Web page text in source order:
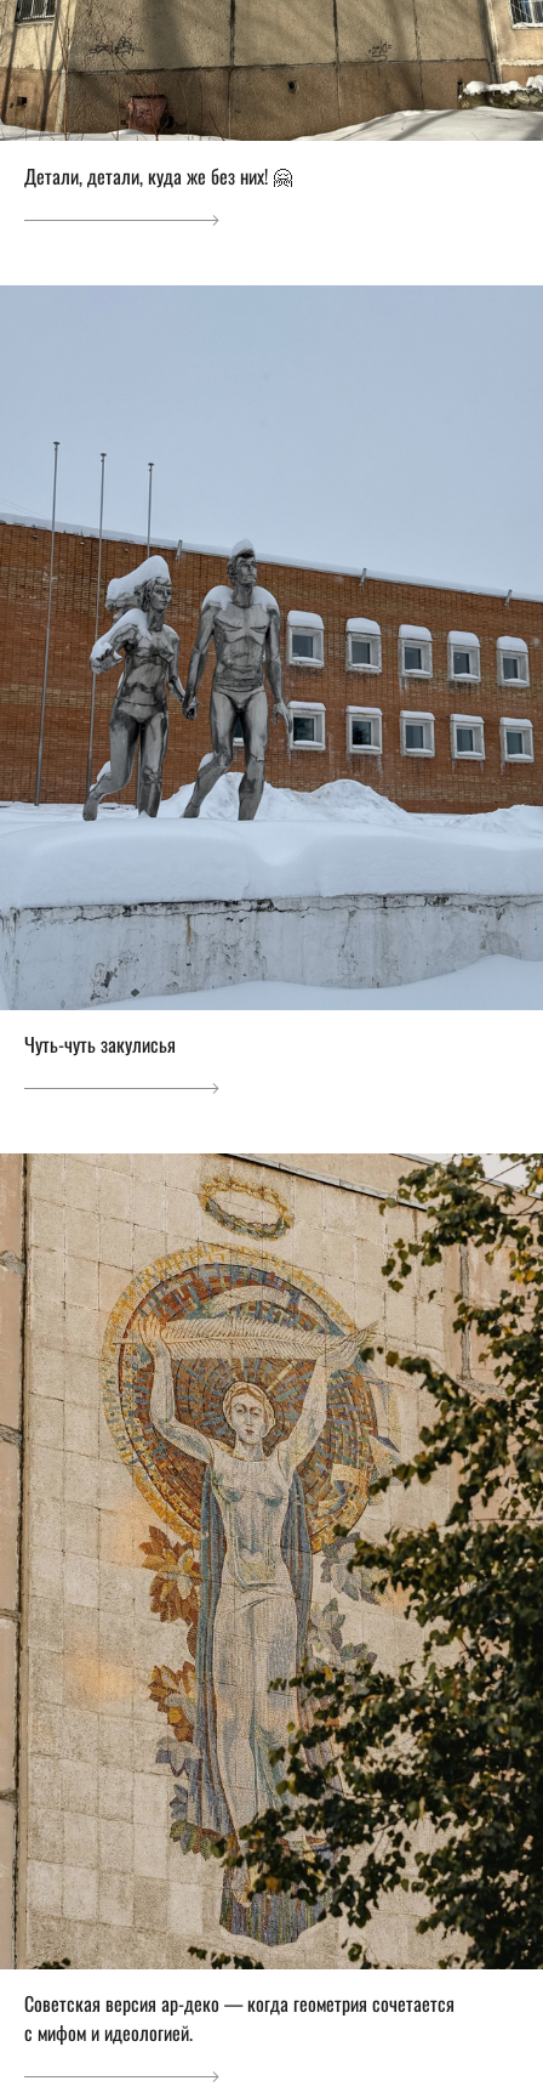
Детали, детали, куда же без них! 🤗
Чуть-чуть закулисья
Советская версия ар-деко — когда геометрия сочетается
с мифом и идеологией.